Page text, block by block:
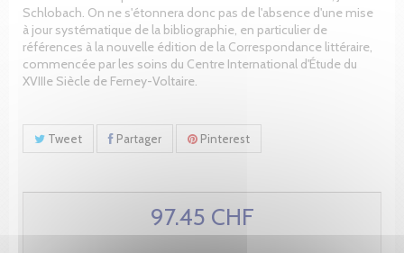
Schlobach. On ne s'étonnera donc pas de l'absence d'une mise
à jour systématique de la bibliographie, en particulier de
références à la nouvelle édition de la Correspondance littéraire,
commencée par les soins du Centre International d'Étude du
XVIIIe Siècle de Ferney-Voltaire.
Tweet Partager Pinterest
97.45 CHF